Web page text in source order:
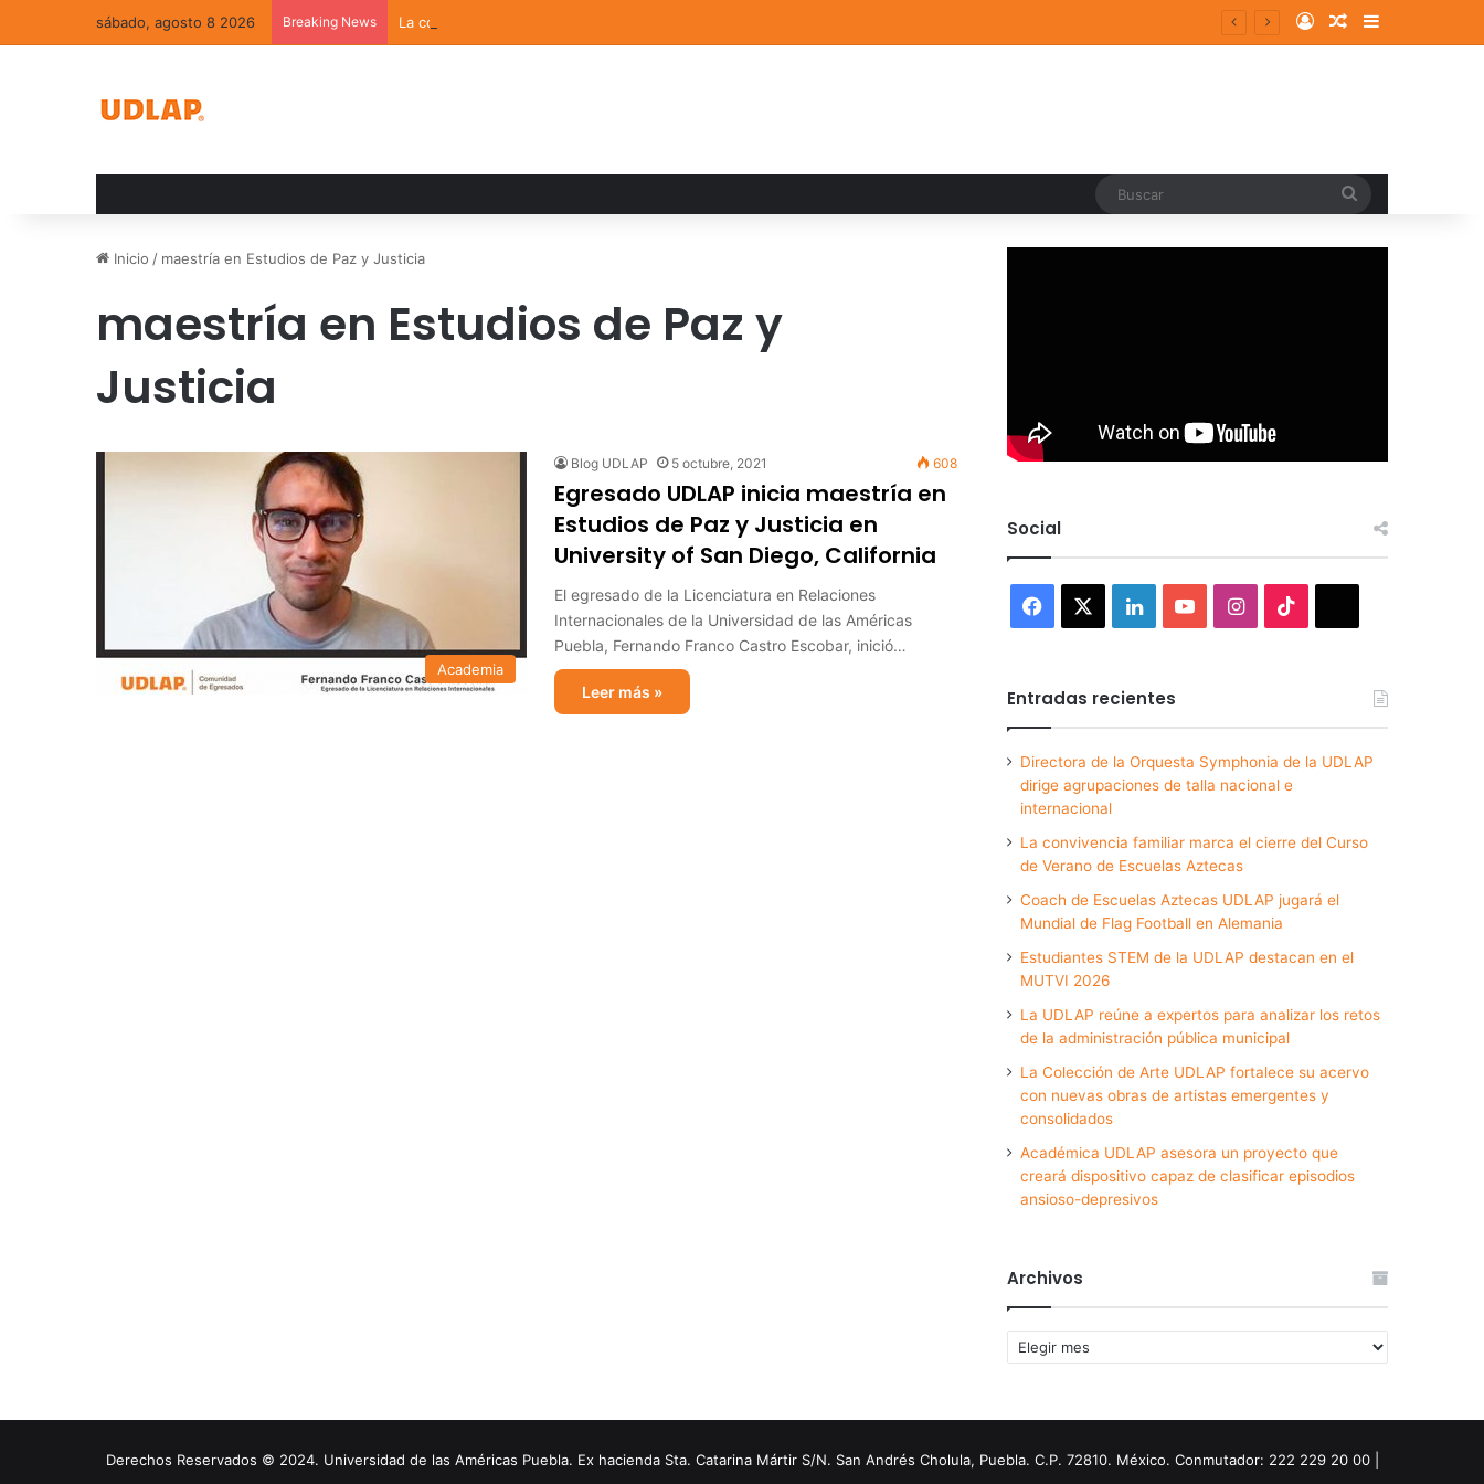
sábado, agosto 8 2026 Breaking News La convivencia familiar marca el cierre del Curso de Verano de Escuelas Aztecas Log InRandom Article
Sidebar
Inicio / maestría en Estudios de Paz y Justicia
maestría en Estudios de Paz y
Justicia
Academia
Blog UDLAP 5 octubre, 2021 608
Egresado UDLAP inicia maestría en
Estudios de Paz y Justicia en
University of San Diego, California
El egresado de la Licenciatura en Relaciones
Internacionales de la Universidad de las Américas
Puebla, Fernando Franco Castro Escobar, inició…
Leer más »
Social
Facebook LinkedInYouTubeInstagram
Entradas recientes
Directora de la Orquesta Symphonia de la UDLAP
dirige agrupaciones de talla nacional e
internacional
La convivencia familiar marca el cierre del Curso
de Verano de Escuelas Aztecas
Coach de Escuelas Aztecas UDLAP jugará el
Mundial de Flag Football en Alemania
Estudiantes STEM de la UDLAP destacan en el
MUTVI 2026
La UDLAP reúne a expertos para analizar los retos
de la administración pública municipal
La Colección de Arte UDLAP fortalece su acervo
con nuevas obras de artistas emergentes y
consolidados
Académica UDLAP asesora un proyecto que
creará dispositivo capaz de clasificar episodios
ansioso-depresivos
Archivos
Archivos
Derechos Reservados © 2024. Universidad de las Américas Puebla. Ex hacienda Sta. Catarina Mártir S/N. San Andrés Cholula, Puebla. C.P. 72810. México. Conmutador: 222 229 20 00 |